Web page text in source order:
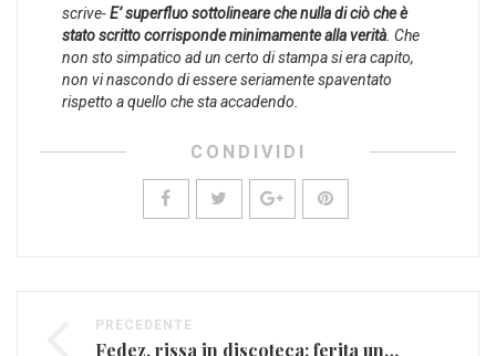
scrive-E’ superfluo sottolineare che nulla di ciò che è
stato scritto corrisponde minimamente alla verità. Che
non sto simpatico ad un certo di stampa si era capito,
non vi nascondo di essere seriamente spaventato
rispetto a quello che sta accadendo.
CONDIVIDI
PRECEDENTE
Fedez, rissa in discoteca: ferita una ragazza